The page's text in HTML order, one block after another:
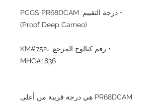
• درجة التقييم: PCGS PR68DCAM
(Proof Deep Cameo)
• رقم كتالوج المرجع: KM#752،
MHC#1836
PR68DCAM هي درجة قريبة من أعلى